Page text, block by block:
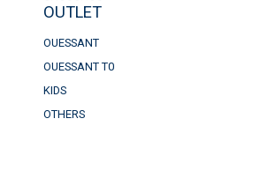
OUTLET
OUESSANT
OUESSANT T0
KIDS
OTHERS